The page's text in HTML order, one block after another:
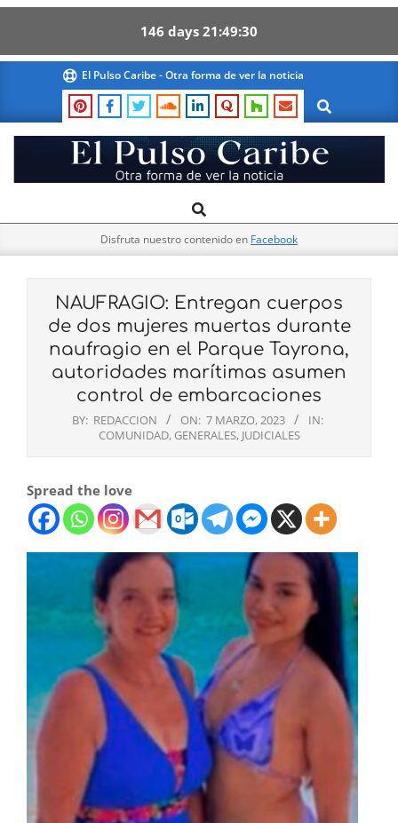
146 days 21 49 29
content
El Pulso Caribe - Otra forma de ver la noticia
Search
El
Pulso
Navigation
Search
Disfruta nuestro contenido en Facebook
NAUFRAGIO: Entregan cuerpos
de dos mujeres muertas durante
naufragio en el Parque Tayrona,
autoridades marítimas asumen
control de embarcaciones
BY: REDACCION ON: 7 MARZO, 2023
IN:
COMUNIDAD, GENERALES, JUDICIALES
Spread the love